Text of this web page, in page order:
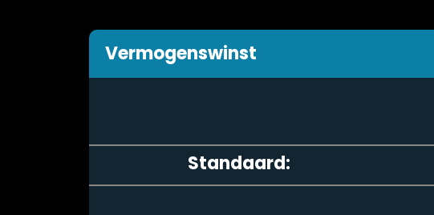
Vermogenswinst
Standaard: